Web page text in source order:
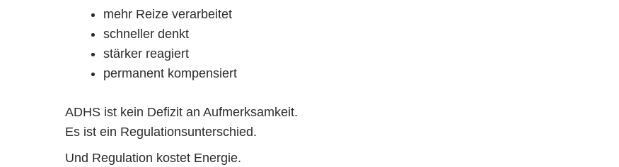
mehr Reize verarbeitet
schneller denkt
stärker reagiert
permanent kompensiert
ADHS ist kein Defizit an Aufmerksamkeit.
Es ist ein Regulationsunterschied.
Und Regulation kostet Energie.